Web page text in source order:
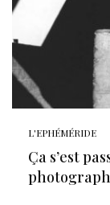
L'EPHÉMÉRIDE
Ça s’est